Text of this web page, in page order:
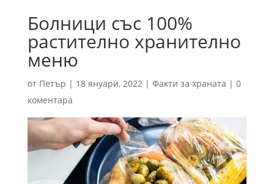
Болници със 100%
растително хранително
меню
от Петър | 18 януари, 2022| Факти за храната | 0
коментара